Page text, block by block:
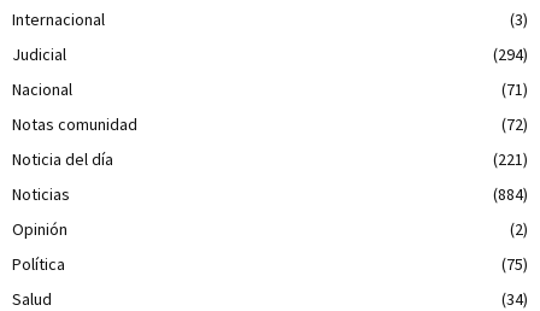
Internacional
(3)
Judicial
(294)
Nacional
(71)
Notas comunidad
(72)
Noticia del día
(221)
Noticias
(884)
Opinión
(2)
Política
(75)
Salud
(34)